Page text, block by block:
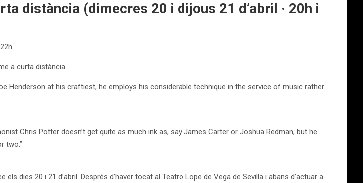
distància (dimecres 20 i dijous 21 d’abril · 20h i
a curta distància
Henderson at his craftiest, he employs his considerable technique in the service of music rather
Chris Potter doesn’t get quite as much ink as, say James Carter or Joshua Redman, but he
two.”
dies 20 i 21 d’abril. Després d’haver tocat al Teatro Lope de Vega de Sevilla i abans d’actuar a